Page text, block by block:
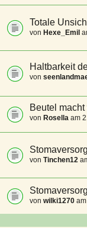
Totale
von Hexe_Emil
Haltbarkeit
von
Beutel
von Rosella am
von Tinchen12
von wilki1270